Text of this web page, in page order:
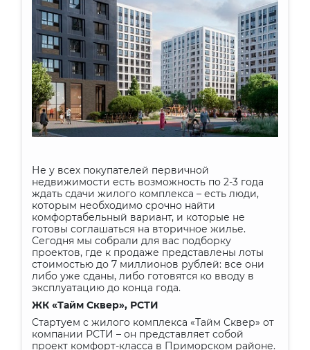
Не у всех покупателей первичной
недвижимости есть возможность по 2-3 года
ждать сдачи жилого комплекса – есть люди,
которым необходимо срочно найти
комфортабельный вариант, и которые не
готовы соглашаться на вторичное жилье.
Сегодня мы собрали для вас подборку
проектов, где к продаже представлены лоты
стоимостью до 7 миллионов рублей: все они
либо уже сданы, либо готовятся ко вводу в
эксплуатацию до конца года.
ЖК «Тайм Сквер», РСТИ
Стартуем с жилого комплекса «Тайм Сквер» от
компании РСТИ – он представляет собой
проект комфорт-класса в Приморском районе.